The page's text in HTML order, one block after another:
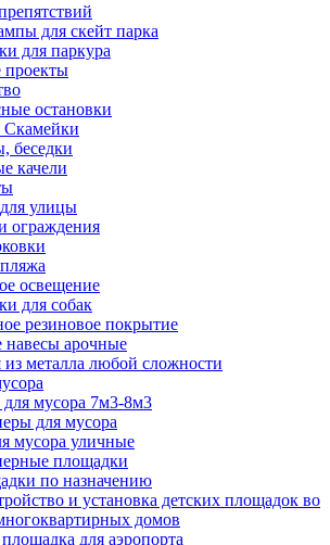
для скейт парка
для паркура
проекты
остановки
беседки
качели
улицы
ограждения
освещение
для собак
резиновое покрытие
навесы арочные
из металла любой сложности
для мусора 7м3-8м3
для мусора
мусора уличные
площадки
по назначению
и установка детских площадок во
домов
для аэропорта